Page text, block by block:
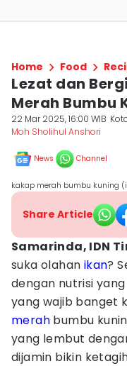
Home Food
Lezat dan
Merah Bumbu
22 Mar 2025, 16:00 WIB
Moh Sholihul Anshori
News Channel
kakap merah bumbu kuning
Share Article
Samarinda, IDN
suka olahan ikan?
dengan nutrisi
yang wajib banget
merah bumbu
yang lembut
dijamin bikin